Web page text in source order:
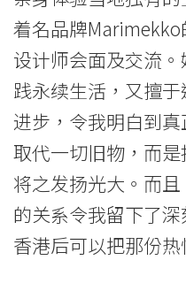
球
最
快
乐
国
家
的
着名品牌
设计师会面及交流
践永续生活，又擅
进步，令我明白到
取代一切旧物，而
将之发扬光大。而
的关系令我留下了
香港后可以把那份热